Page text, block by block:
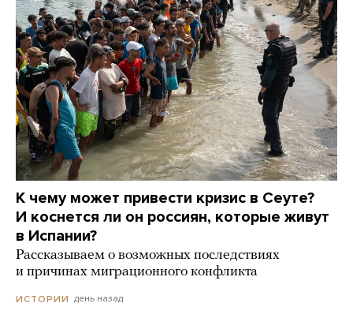
К чему может привести кризис в Сеуте?
И коснется ли он россиян, которые живут
в Испании?
Рассказываем о возможных последствиях
и причинах миграционного конфликта
ИСТОРИИ день назад